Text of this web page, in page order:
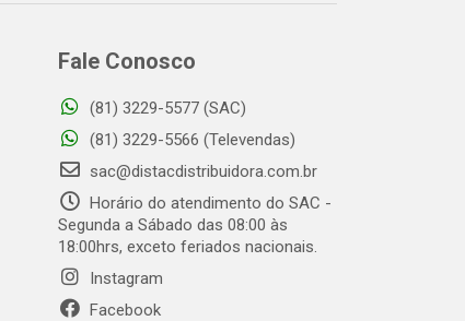
Fale Conosco
(81) 3229-5577 (SAC)
(81) 3229-5566 (Televendas)
sac@distacdistribuidora.com.br
Horário do atendimento do SAC -
Segunda a Sábado das 08:00 às
18:00hrs, exceto feriados nacionais.
Instagram
Facebook